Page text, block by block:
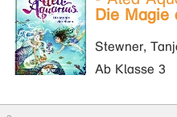
Die Magie
Stewner,
Ab Klasse 3